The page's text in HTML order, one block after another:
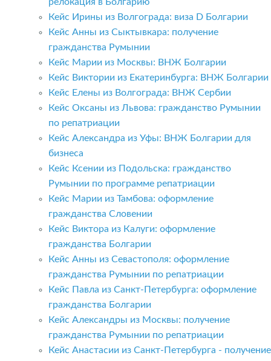
Кейс Ирины из Волгограда: виза D Болгарии
Кейс Анны из Сыктывкара: получение
гражданства Румынии
Кейс Марии из Москвы: ВНЖ Болгарии
Кейс Виктории из Екатеринбурга: ВНЖ Болгарии
Кейс Елены из Волгограда: ВНЖ Сербии
Кейс Оксаны из Львова: гражданство Румынии
по репатриации
Кейс Александра из Уфы: ВНЖ Болгарии для
бизнеса
Кейс Ксении из Подольска: гражданство
Румынии по программе репатриации
Кейс Марии из Тамбова: оформление
гражданства Словении
Кейс Виктора из Калуги: оформление
гражданства Болгарии
Кейс Анны из Севастополя: оформление
гражданства Румынии по репатриации
Кейс Павла из Санкт-Петербурга: оформление
гражданства Болгарии
Кейс Александры из Москвы: получение
гражданства Румынии по репатриации
Кейс Анастасии из Санкт-Петербурга - получение